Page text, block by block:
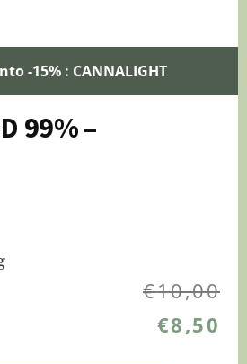
-15% : CANNALIGHT
99% –
€10,00
€8,50